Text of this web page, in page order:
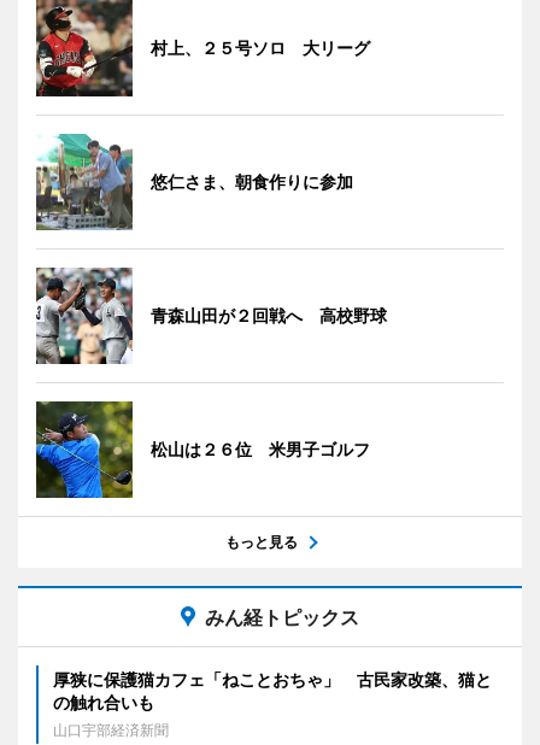
村上、２５号ソロ 大リーグ
悠仁さま、朝食作りに参加
青森山田が２回戦へ 高校野球
松山は２６位 米男子ゴルフ
もっと見る
みん経トピックス
厚狭に保護猫カフェ「ねことおちゃ」 古民家改築、猫と
の触れ合いも
山口宇部経済新聞